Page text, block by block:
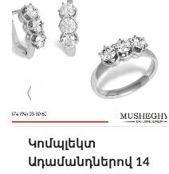
Կոմպլեկտ
Ադամանդներով 14